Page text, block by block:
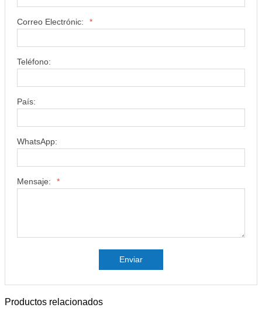
Correo Electrónic: *
Teléfono:
País:
WhatsApp:
Mensaje: *
Enviar
Productos relacionados